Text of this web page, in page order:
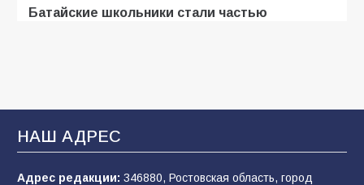
Батайские школьники стали частью
«Мобилизация или набор?» Что на самом
деле происходит в армии России в августе
2026 года
НАШ АДРЕС
Адрес редакции: 346880, Ростовская область, город